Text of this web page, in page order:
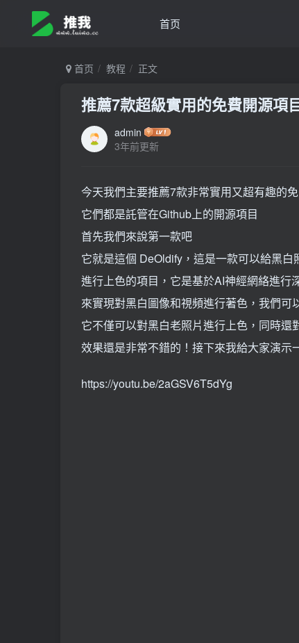
首页
首页 教程 正文
推薦7款超級實用的免費開源項
admin
3年前更新
今天我們主要推薦7款非常實用又超有趣的
它們都是託管在Github上的開源項目
首先我們來說第一款吧
它就是這個 DeOldify，這是一款可以給黑白
進行上色的項目，它是基於AI神經網絡進行
來實現對黑白圖像和視頻進行著色，我們可
它不僅可以對黑白老照片進行上色，同時還
效果還是非常不錯的！接下來我給大家演示
https://youtu.be/2aGSV6T5dYg